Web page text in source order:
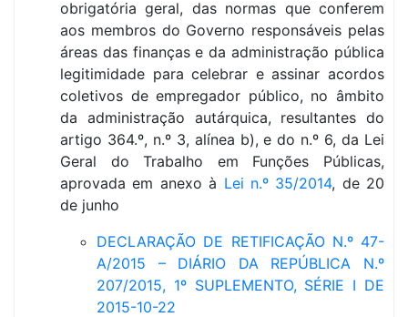
obrigatória geral, das normas que conferem
aos membros do Governo responsáveis pelas
áreas das finanças e da administração pública
legitimidade para celebrar e assinar acordos
coletivos de empregador público, no âmbito
da administração autárquica, resultantes do
artigo 364.º, n.º 3, alínea b), e do n.º 6, da Lei
Geral do Trabalho em Funções Públicas,
aprovada em anexo à Lei n.º 35/2014, de 20
de junho
DECLARAÇÃO DE RETIFICAÇÃO N.º 47-
A/2015 – DIÁRIO DA REPÚBLICA N.º
207/2015, 1º SUPLEMENTO, SÉRIE I DE
2015-10-22